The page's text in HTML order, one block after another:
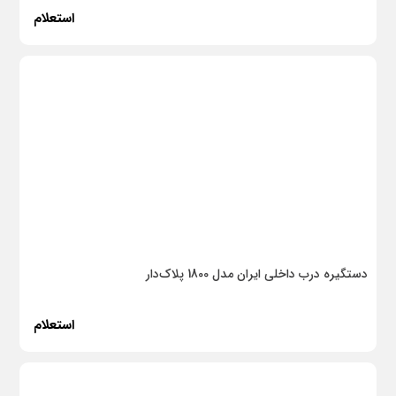
استعلام
دستگیره درب داخلی ایران مدل 1800 پلاک‌دار
استعلام